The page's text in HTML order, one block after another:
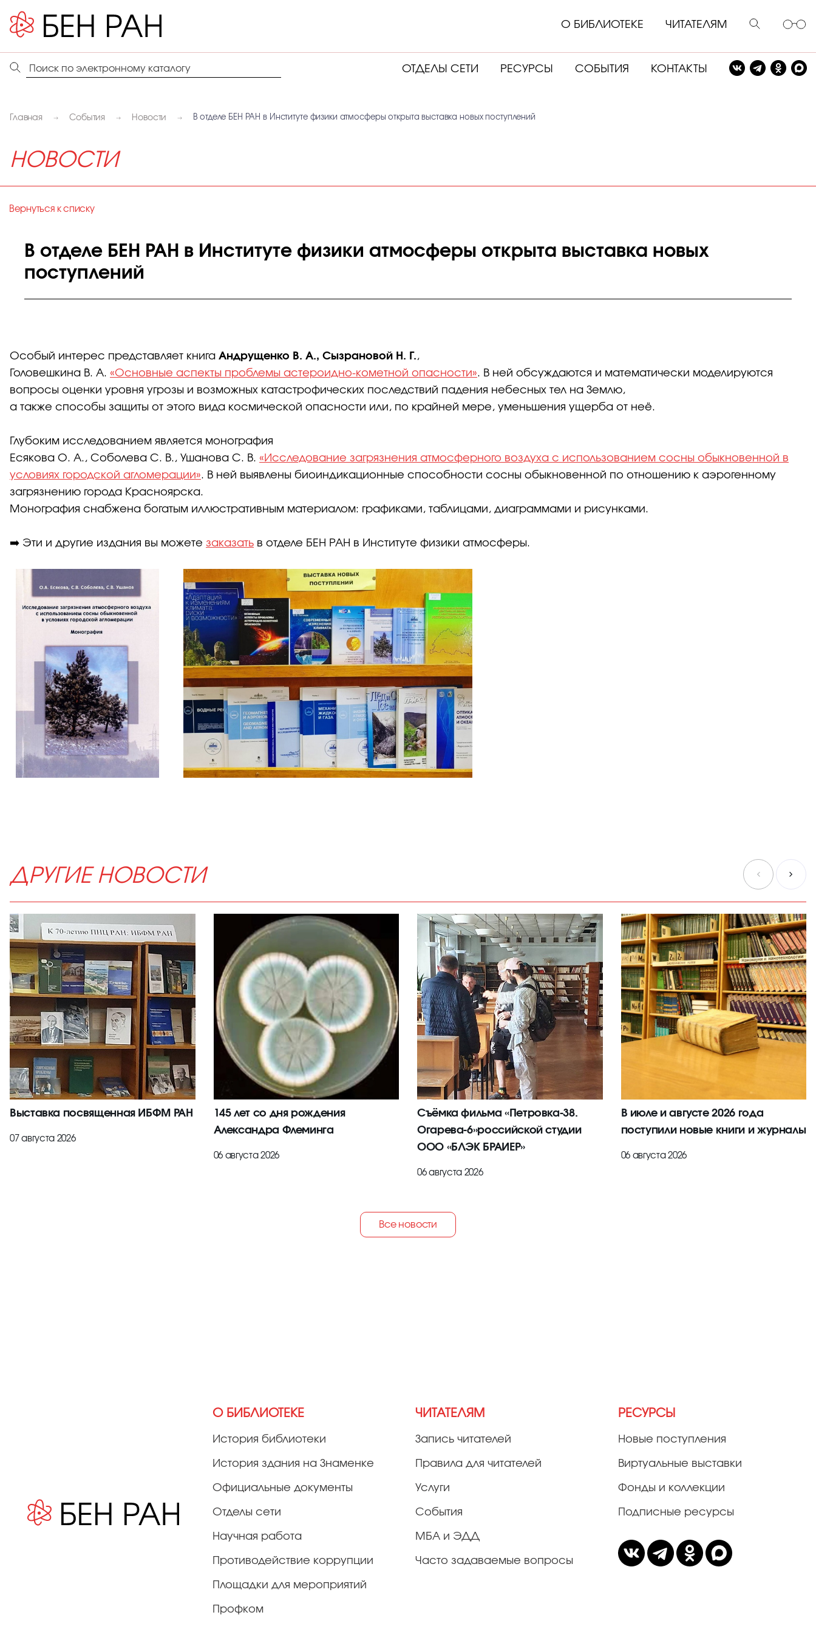
О БИБЛИОТЕКЕ ЧИТАТЕЛЯМ
ОТДЕЛЫ СЕТИ РЕСУРСЫ СОБЫТИЯ КОНТАКТЫ
Главная События Новости В отделе БЕН РАН в Институте физики атмосферы открыта выставка новых поступлений
НОВОСТИ
Вернуться к списку
В отделе БЕН РАН в Институте физики атмосферы открыта выставка новых
поступлений
Особый интерес представляет книга Андрущенко В. А., Сызрановой Н. Г.,
Головешкина В. А. «Основные аспекты проблемы астероидно-кометной опасности». В ней обсуждаются и математически моделируются
вопросы оценки уровня угрозы и возможных катастрофических последствий падения небесных тел на Землю,
а также способы защиты от этого вида космической опасности или, по крайней мере, уменьшения ущерба от неё.
Глубоким исследованием является монография
Есякова О. А., Соболева С. В., Ушанова С. В. «Исследование загрязнения атмосферного воздуха с использованием сосны обыкновенной в
условиях городской агломерации». В ней выявлены биоиндикационные способности сосны обыкновенной по отношению к аэрогенному
загрязнению города Красноярска.
Монография снабжена богатым иллюстративным материалом: графиками, таблицами, диаграммами и рисунками.
➡️ Эти и другие издания вы можете заказать в отделе БЕН РАН в Институте физики атмосферы.
ДРУГИЕ НОВОСТИ
Выставка посвященная ИБФМ РАН
07 августа 2026
145 лет со дня рождения
Александра Флеминга
06 августа 2026
Съёмка фильма «Петровка-38.
Огарева-6»российской студии
ООО «БЛЭК БРАИЕР»
06 августа 2026
В июле и августе 2026 года
поступили новые книги и журналы
06 августа 2026
Все новости
О БИБЛИОТЕКЕ
История библиотеки
История здания на Знаменке
Официальные документы
Отделы сети
Научная работа
Противодействие коррупции
Площадки для мероприятий
Профком
ЧИТАТЕЛЯМ
Запись читателей
Правила для читателей
Услуги
События
МБА и ЭДД
Часто задаваемые вопросы
РЕСУРСЫ
Новые поступления
Виртуальные выставки
Фонды и коллекции
Подписные ресурсы